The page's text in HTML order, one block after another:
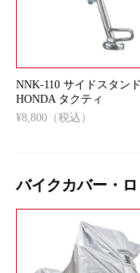
NNK-110 サイドスタンド
HONDA タクティ
¥8,800（税込）
バイクカバー・